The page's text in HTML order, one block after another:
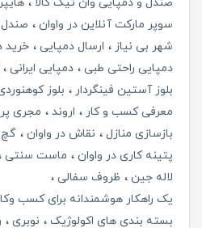
سوپر مارکت آنلاین در واوان
صندل
شهر بی نیاز
ارسال دمپایی خرید
دمپایی راحتی طبی
دمپایی ایرانی
بلوز آستین فینگردار
بلوز
معرفی کسب و کار
اروند
مجری
بازسازی منازل
نقاش در واوان
گچ
پتینه کاری در واوان
ماست سنتی
لاله جین
ظروف سفالی
یک راهکار هوشمندانه برای کسب
بسته بندی های اکولوژیک
نوبری